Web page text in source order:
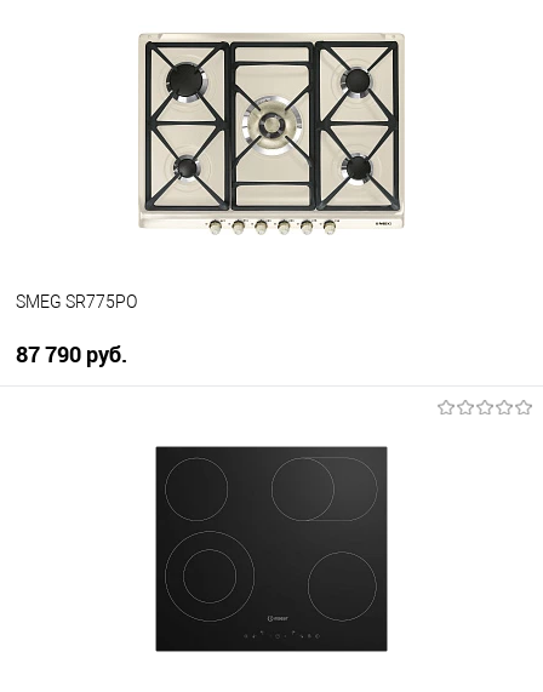
Купить в 1 клик
SMEG SR775PO
87 790 руб.